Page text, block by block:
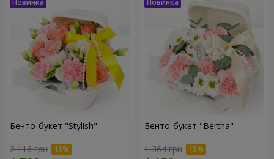
Бенто-букет "Stylish"
2 116 грн
Бенто-букет "Bertha"
1 364 грн